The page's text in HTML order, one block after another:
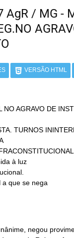
AgR / MG -
VERSÃO HTML
NO AGRAVO DE
negou